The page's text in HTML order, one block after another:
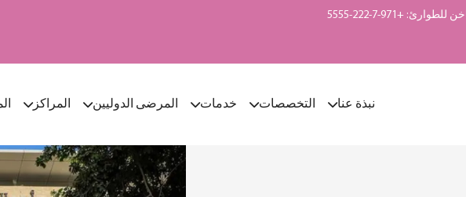
+971-7-222-5555
نبذة عنا التخصصات خدمات المرضى الدوليين المراكز